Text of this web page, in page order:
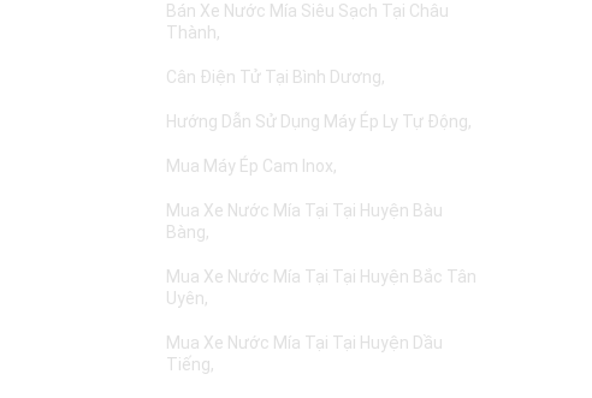
Bán Xe Nước Mía Siêu Sạch Tại Châu
Thành
Cân Điện Tử Tại Bình Dương
Hướng Dẫn Sử Dụng Máy Ép Ly Tự Động
Mua Máy Ép Cam Inox
Mua Xe Nước Mía Tại Tại Huyện Bàu
Bàng
Mua Xe Nước Mía Tại Tại Huyện Bắc Tân
Uyên
Mua Xe Nước Mía Tại Tại Huyện Dầu
Tiếng